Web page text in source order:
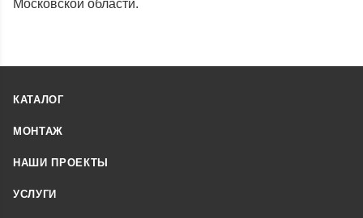
Московской области.
КАТАЛОГ
МОНТАЖ
НАШИ ПРОЕКТЫ
УСЛУГИ